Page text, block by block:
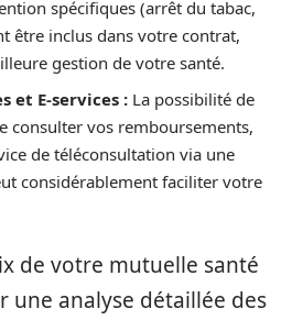
spécifiques (arrêt du tabac,
être inclus dans votre contrat,
gestion de votre santé.
et E-services : La possibilité de
consulter vos remboursements,
de téléconsultation via une
considérablement faciliter votre
de votre mutuelle santé
une analyse détaillée des